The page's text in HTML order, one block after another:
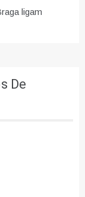
ligam
De